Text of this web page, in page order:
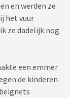
en werden ze
het vuur
ze dadelijk nog
een emmer
de kinderen